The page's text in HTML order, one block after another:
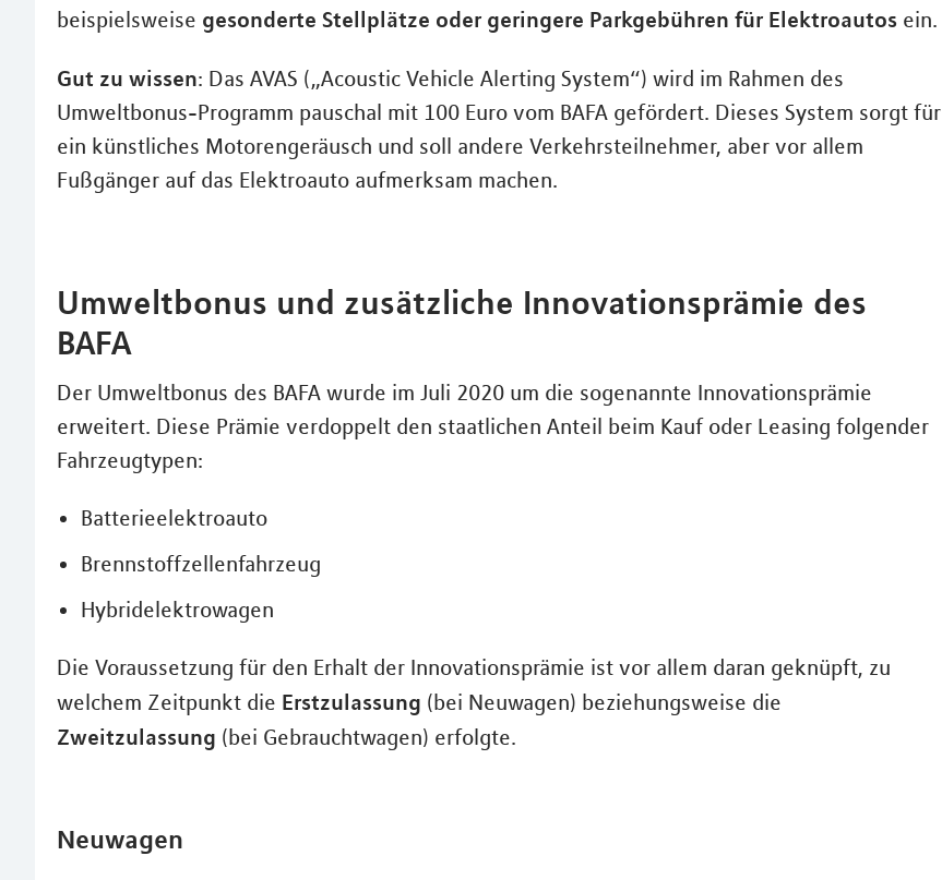
beispielsweise gesonderte Stellplätze oder geringere Parkgebühren für Elektroautos ein.
Gut zu wissen: Das AVAS („Acoustic Vehicle Alerting System“) wird im Rahmen des
Umweltbonus-Programm pauschal mit 100 Euro vom BAFA gefördert. Dieses System sorgt für
ein künstliches Motorengeräusch und soll andere Verkehrsteilnehmer, aber vor allem
Fußgänger auf das Elektroauto aufmerksam machen.
Umweltbonus und zusätzliche Innovationsprämie des
BAFA
Der Umweltbonus des BAFA wurde im Juli 2020 um die sogenannte Innovationsprämie
erweitert. Diese Prämie verdoppelt den staatlichen Anteil beim Kauf oder Leasing folgender
Fahrzeugtypen:
Batterieelektroauto
Brennstoffzellenfahrzeug
Hybridelektrowagen
Die Voraussetzung für den Erhalt der Innovationsprämie ist vor allem daran geknüpft, zu
welchem Zeitpunkt die Erstzulassung (bei Neuwagen) beziehungsweise die
Zweitzulassung (bei Gebrauchtwagen) erfolgte.
Neuwagen